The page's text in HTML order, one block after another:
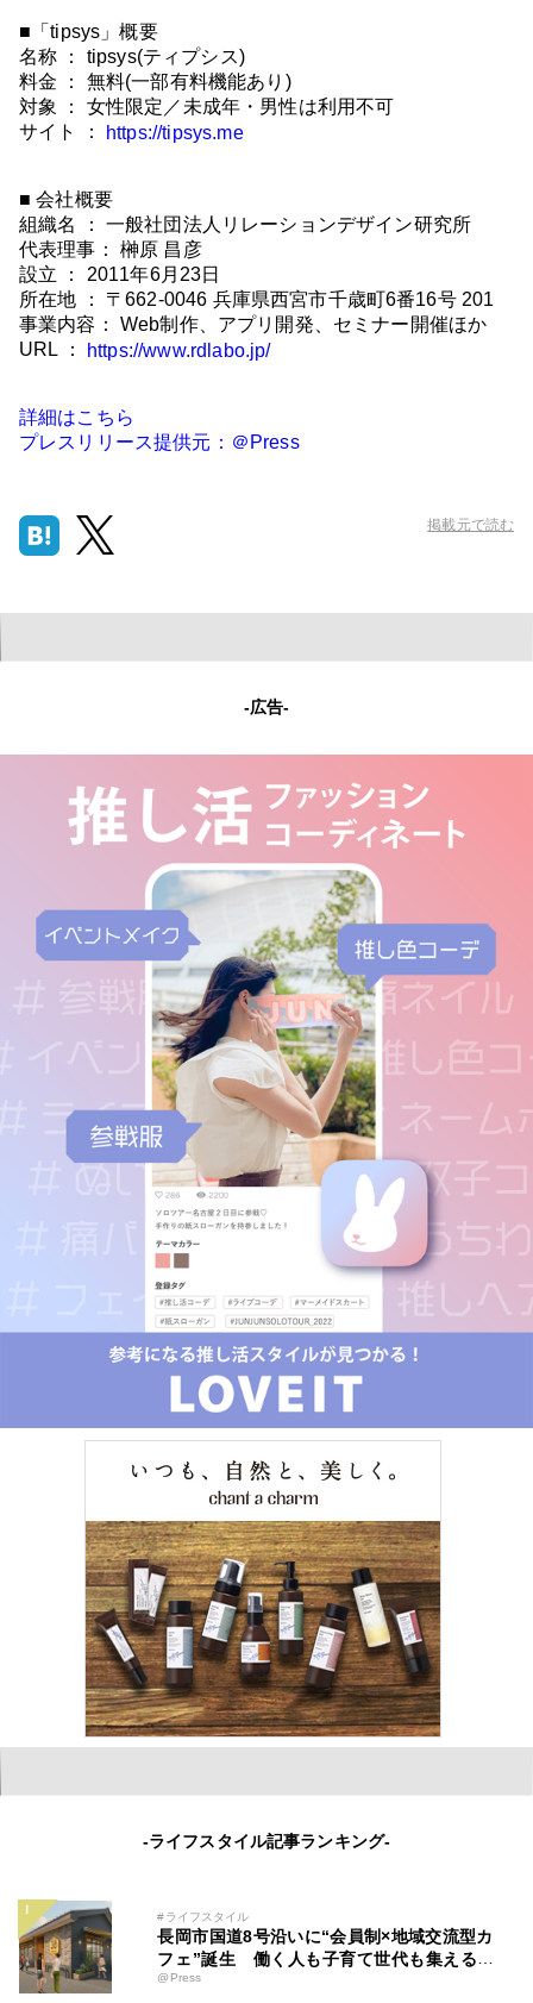
■「tipsys」概要
名称 ： tipsys(ティプシス)
料金 ： 無料(一部有料機能あり)
対象 ： 女性限定／未成年・男性は利用不可
サイト ：
https://tipsys.me
■ 会社概要
組織名 ： 一般社団法人リレーションデザイン研究所
代表理事： 榊原 昌彦
設立 ： 2011年6月23日
所在地 ： 〒662-0046 兵庫県西宮市千歳町6番16号 201
事業内容： Web制作、アプリ開発、セミナー開催ほか
URL ：
https://www.rdlabo.jp/
詳細はこちら
プレスリリース提供元：＠Press
掲載元で読む
-広告-
-ライフスタイル記事ランキング-
#ライフスタイル
長岡市国道8号沿いに“会員制×地域交流型カ
フェ”誕生 働く人も子育て世代も集える新
拠点「ミツバチコーヒー」
@Press